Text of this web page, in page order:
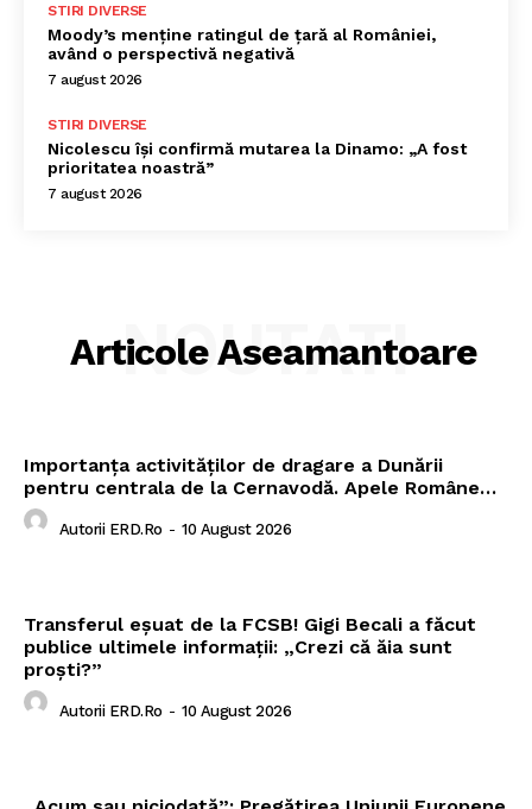
STIRI DIVERSE
Moody’s menține ratingul de țară al României,
având o perspectivă negativă
7 august 2026
STIRI DIVERSE
Nicolescu își confirmă mutarea la Dinamo: „A fost
prioritatea noastră”
7 august 2026
Articole Aseamantoare
NOUTATI
Importanța activităților de dragare a Dunării
pentru centrala de la Cernavodă. Apele Române…
Autorii ERD.ro - 10 August 2026
Transferul eșuat de la FCSB! Gigi Becali a făcut
publice ultimele informații: „Crezi că ăia sunt
proști?”
Autorii ERD.ro - 10 August 2026